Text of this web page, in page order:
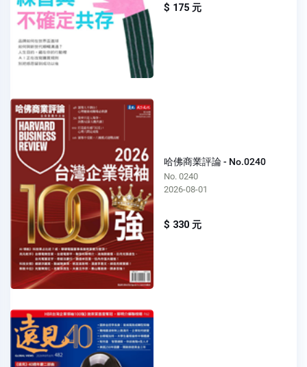
$ 175 元
哈佛商業評論 - No.0240
No. 0240
2026-08-01
$ 330 元